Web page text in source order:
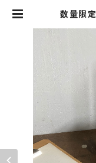
数量限
製 文具